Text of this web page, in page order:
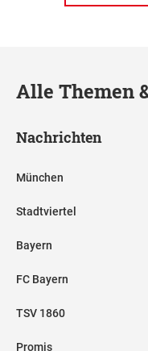
Alle Themen
Nachrichten
München
Stadtviertel
Bayern
FC Bayern
TSV 1860
Promis